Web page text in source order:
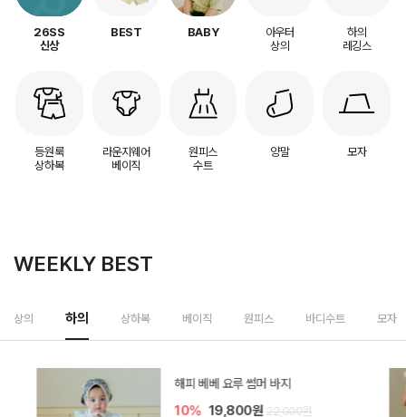
26SS
신상
BEST BABY
아우터
상의
하의
레깅스
등원룩
상하복
라운지웨어
베이직
원피스
수트
양말 모자
WEEKLY BEST
상의 하의 상하복 베이직 원피스 바디수트 모자
[SIZE ~6Y] 비토 와이드 데님 반바
지